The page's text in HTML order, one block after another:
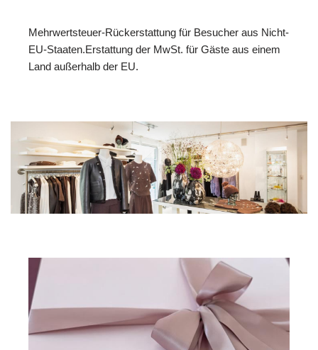
Mehrwertsteuer-Rückerstattung für Besucher aus Nicht-
EU-Staaten.Erstattung der MwSt. für Gäste aus einem
Land außerhalb der EU.